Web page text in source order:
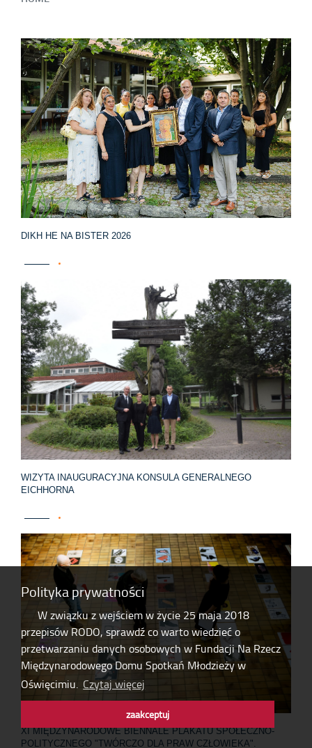
Polityka prywatności
W związku z wejściem w życie 25 maja 2018
przepisów RODO, sprawdź co warto wiedzieć o
przetwarzaniu danych osobowych w Fundacji Na Rzecz
Międzynarodowego Domu Spotkań Młodzieży w
Oświęcimiu. Czytaj więcej
zaakceptuj
DIKH HE NA BISTER 2026
WIZYTA INAUGURACYJNA KONSULA GENERALNEGO
EICHHORNA
XI MIĘDZYNARODOWE BIENNALE PLAKATU SPOŁECZNO-
POLITYCZNEGO "TWÓRCZO DLA PRAW CZŁOWIEKA".